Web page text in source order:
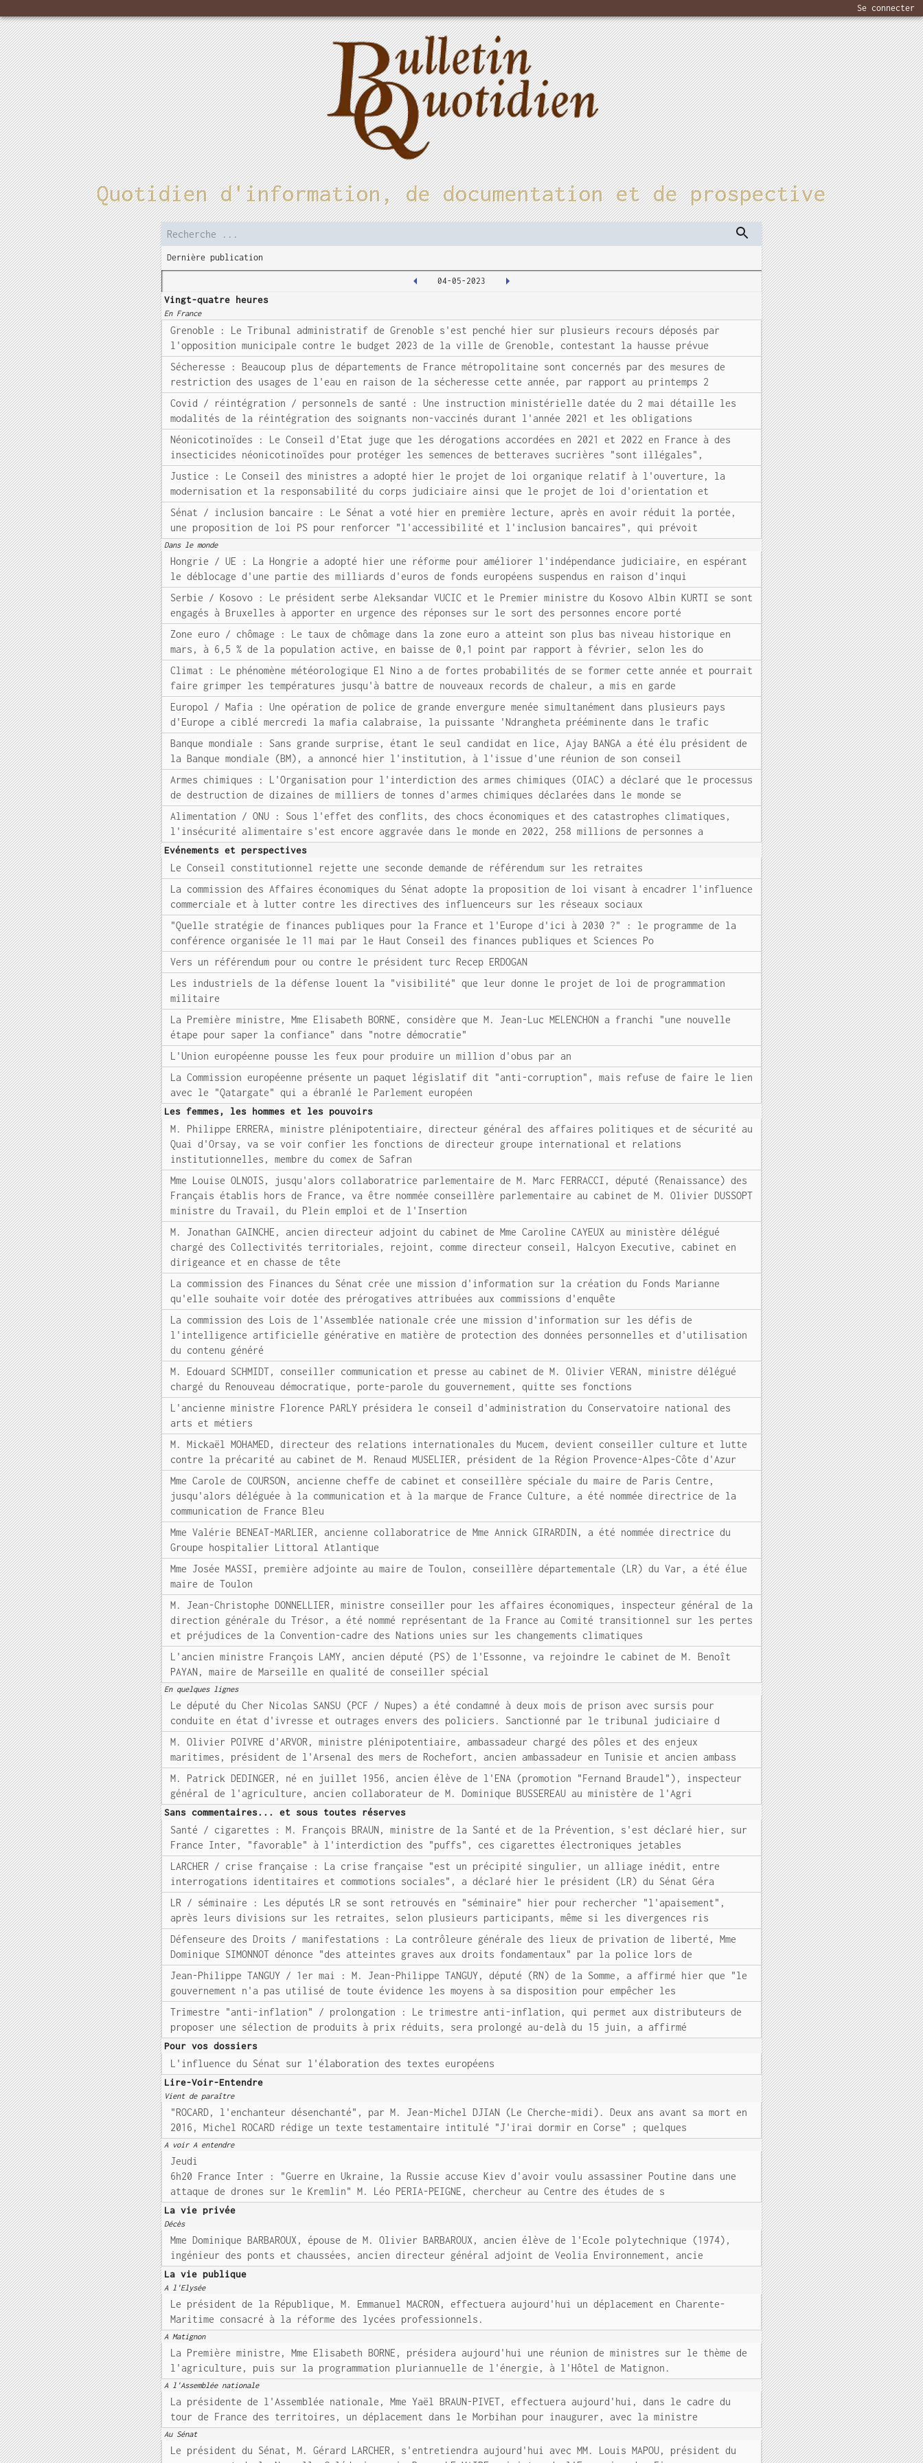
Se connecter
Quotidien d'information, de documentation et de prospective
Dernière publication
04-05-2023
Vingt-quatre heures
En France
Grenoble : Le Tribunal administratif de Grenoble s'est penché hier sur plusieurs recours déposés par
l'opposition municipale contre le budget 2023 de la ville de Grenoble, contestant la hausse prévue
Sécheresse : Beaucoup plus de départements de France métropolitaine sont concernés par des mesures de
restriction des usages de l'eau en raison de la sécheresse cette année, par rapport au printemps 2
Covid / réintégration / personnels de santé : Une instruction ministérielle datée du 2 mai détaille les
modalités de la réintégration des soignants non-vaccinés durant l'année 2021 et les obligations
Néonicotinoïdes : Le Conseil d'Etat juge que les dérogations accordées en 2021 et 2022 en France à des
insecticides néonicotinoïdes pour protéger les semences de betteraves sucrières "sont illégales",
Justice : Le Conseil des ministres a adopté hier le projet de loi organique relatif à l'ouverture, la
modernisation et la responsabilité du corps judiciaire ainsi que le projet de loi d'orientation et
Sénat / inclusion bancaire : Le Sénat a voté hier en première lecture, après en avoir réduit la portée,
une proposition de loi PS pour renforcer "l'accessibilité et l'inclusion bancaires", qui prévoit
Dans le monde
Hongrie / UE : La Hongrie a adopté hier une réforme pour améliorer l'indépendance judiciaire, en espérant
le déblocage d'une partie des milliards d'euros de fonds européens suspendus en raison d'inqui
Serbie / Kosovo : Le président serbe Aleksandar VUCIC et le Premier ministre du Kosovo Albin KURTI se sont
engagés à Bruxelles à apporter en urgence des réponses sur le sort des personnes encore porté
Zone euro / chômage : Le taux de chômage dans la zone euro a atteint son plus bas niveau historique en
mars, à 6,5 % de la population active, en baisse de 0,1 point par rapport à février, selon les do
Climat : Le phénomène météorologique El Nino a de fortes probabilités de se former cette année et pourrait
faire grimper les températures jusqu'à battre de nouveaux records de chaleur, a mis en garde
Europol / Mafia : Une opération de police de grande envergure menée simultanément dans plusieurs pays
d'Europe a ciblé mercredi la mafia calabraise, la puissante 'Ndrangheta prééminente dans le trafic
Banque mondiale : Sans grande surprise, étant le seul candidat en lice, Ajay BANGA a été élu président de
la Banque mondiale (BM), a annoncé hier l'institution, à l'issue d'une réunion de son conseil
Armes chimiques : L'Organisation pour l'interdiction des armes chimiques (OIAC) a déclaré que le processus
de destruction de dizaines de milliers de tonnes d'armes chimiques déclarées dans le monde se
Alimentation / ONU : Sous l'effet des conflits, des chocs économiques et des catastrophes climatiques,
l'insécurité alimentaire s'est encore aggravée dans le monde en 2022, 258 millions de personnes a
Evénements et perspectives
Le Conseil constitutionnel rejette une seconde demande de référendum sur les retraites
La commission des Affaires économiques du Sénat adopte la proposition de loi visant à encadrer l'influence
commerciale et à lutter contre les directives des influenceurs sur les réseaux sociaux
"Quelle stratégie de finances publiques pour la France et l'Europe d'ici à 2030 ?" : le programme de la
conférence organisée le 11 mai par le Haut Conseil des finances publiques et Sciences Po
Vers un référendum pour ou contre le président turc Recep ERDOGAN
Les industriels de la défense louent la "visibilité" que leur donne le projet de loi de programmation
militaire
La Première ministre, Mme Elisabeth BORNE, considère que M. Jean-Luc MELENCHON a franchi "une nouvelle
étape pour saper la confiance" dans "notre démocratie"
L'Union européenne pousse les feux pour produire un million d'obus par an
La Commission européenne présente un paquet législatif dit "anti-corruption", mais refuse de faire le lien
avec le "Qatargate" qui a ébranlé le Parlement européen
Les femmes, les hommes et les pouvoirs
M. Philippe ERRERA, ministre plénipotentiaire, directeur général des affaires politiques et de sécurité au
Quai d'Orsay, va se voir confier les fonctions de directeur groupe international et relations
institutionnelles, membre du comex de Safran
Mme Louise OLNOIS, jusqu'alors collaboratrice parlementaire de M. Marc FERRACCI, député (Renaissance) des
Français établis hors de France, va être nommée conseillère parlementaire au cabinet de M. Olivier DUSSOPT
ministre du Travail, du Plein emploi et de l'Insertion
M. Jonathan GAINCHE, ancien directeur adjoint du cabinet de Mme Caroline CAYEUX au ministère délégué
chargé des Collectivités territoriales, rejoint, comme directeur conseil, Halcyon Executive, cabinet en
dirigeance et en chasse de tête
La commission des Finances du Sénat crée une mission d'information sur la création du Fonds Marianne
qu'elle souhaite voir dotée des prérogatives attribuées aux commissions d'enquête
La commission des Lois de l'Assemblée nationale crée une mission d'information sur les défis de
l'intelligence artificielle générative en matière de protection des données personnelles et d'utilisation
du contenu généré
M. Edouard SCHMIDT, conseiller communication et presse au cabinet de M. Olivier VERAN, ministre délégué
chargé du Renouveau démocratique, porte-parole du gouvernement, quitte ses fonctions
L'ancienne ministre Florence PARLY présidera le conseil d'administration du Conservatoire national des
arts et métiers
M. Mickaël MOHAMED, directeur des relations internationales du Mucem, devient conseiller culture et lutte
contre la précarité au cabinet de M. Renaud MUSELIER, président de la Région Provence-Alpes-Côte d'Azur
Mme Carole de COURSON, ancienne cheffe de cabinet et conseillère spéciale du maire de Paris Centre,
jusqu'alors déléguée à la communication et à la marque de France Culture, a été nommée directrice de la
communication de France Bleu
Mme Valérie BENEAT-MARLIER, ancienne collaboratrice de Mme Annick GIRARDIN, a été nommée directrice du
Groupe hospitalier Littoral Atlantique
Mme Josée MASSI, première adjointe au maire de Toulon, conseillère départementale (LR) du Var, a été élue
maire de Toulon
M. Jean-Christophe DONNELLIER, ministre conseiller pour les affaires économiques, inspecteur général de la
direction générale du Trésor, a été nommé représentant de la France au Comité transitionnel sur les pertes
et préjudices de la Convention-cadre des Nations unies sur les changements climatiques
L'ancien ministre François LAMY, ancien député (PS) de l'Essonne, va rejoindre le cabinet de M. Benoît
PAYAN, maire de Marseille en qualité de conseiller spécial
En quelques lignes
Le député du Cher Nicolas SANSU (PCF / Nupes) a été condamné à deux mois de prison avec sursis pour
conduite en état d'ivresse et outrages envers des policiers. Sanctionné par le tribunal judiciaire d
M. Olivier POIVRE d'ARVOR, ministre plénipotentiaire, ambassadeur chargé des pôles et des enjeux
maritimes, président de l'Arsenal des mers de Rochefort, ancien ambassadeur en Tunisie et ancien ambass
M. Patrick DEDINGER, né en juillet 1956, ancien élève de l'ENA (promotion "Fernand Braudel"), inspecteur
général de l'agriculture, ancien collaborateur de M. Dominique BUSSEREAU au ministère de l'Agri
Sans commentaires... et sous toutes réserves
Santé / cigarettes : M. François BRAUN, ministre de la Santé et de la Prévention, s'est déclaré hier, sur
France Inter, "favorable" à l'interdiction des "puffs", ces cigarettes électroniques jetables
LARCHER / crise française : La crise française "est un précipité singulier, un alliage inédit, entre
interrogations identitaires et commotions sociales", a déclaré hier le président (LR) du Sénat Géra
LR / séminaire : Les députés LR se sont retrouvés en "séminaire" hier pour rechercher "l'apaisement",
après leurs divisions sur les retraites, selon plusieurs participants, même si les divergences ris
Défenseure des Droits / manifestations : La contrôleure générale des lieux de privation de liberté, Mme
Dominique SIMONNOT dénonce "des atteintes graves aux droits fondamentaux" par la police lors de
Jean-Philippe TANGUY / 1er mai : M. Jean-Philippe TANGUY, député (RN) de la Somme, a affirmé hier que "le
gouvernement n'a pas utilisé de toute évidence les moyens à sa disposition pour empêcher les
Trimestre "anti-inflation" / prolongation : Le trimestre anti-inflation, qui permet aux distributeurs de
proposer une sélection de produits à prix réduits, sera prolongé au-delà du 15 juin, a affirmé
Pour vos dossiers
L'influence du Sénat sur l'élaboration des textes européens
Lire-Voir-Entendre
Vient de paraître
"ROCARD, l'enchanteur désenchanté", par M. Jean-Michel DJIAN (Le Cherche-midi). Deux ans avant sa mort en
2016, Michel ROCARD rédige un texte testamentaire intitulé "J'irai dormir en Corse" ; quelques
A voir A entendre
Jeudi
6h20 France Inter : "Guerre en Ukraine, la Russie accuse Kiev d'avoir voulu assassiner Poutine dans une
attaque de drones sur le Kremlin" M. Léo PERIA-PEIGNE, chercheur au Centre des études de s
La vie privée
Décès
Mme Dominique BARBAROUX, épouse de M. Olivier BARBAROUX, ancien élève de l'Ecole polytechnique (1974),
ingénieur des ponts et chaussées, ancien directeur général adjoint de Veolia Environnement, ancie
La vie publique
A l'Elysée
Le président de la République, M. Emmanuel MACRON, effectuera aujourd'hui un déplacement en Charente-
Maritime consacré à la réforme des lycées professionnels.
A Matignon
La Première ministre, Mme Elisabeth BORNE, présidera aujourd'hui une réunion de ministres sur le thème de
l'agriculture, puis sur la programmation pluriannuelle de l'énergie, à l'Hôtel de Matignon.
A l'Assemblée nationale
La présidente de l'Assemblée nationale, Mme Yaël BRAUN-PIVET, effectuera aujourd'hui, dans le cadre du
tour de France des territoires, un déplacement dans le Morbihan pour inaugurer, avec la ministre
Au Sénat
Le président du Sénat, M. Gérard LARCHER, s'entretiendra aujourd'hui avec MM. Louis MAPOU, président du